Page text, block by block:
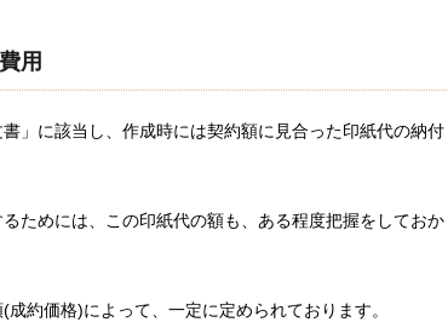
用
」に該当し、作成時には契約額に見合った印紙代の納付
ためには、この印紙代の額も、ある程度把握をしておか
約価格)によって、一定に定められております。